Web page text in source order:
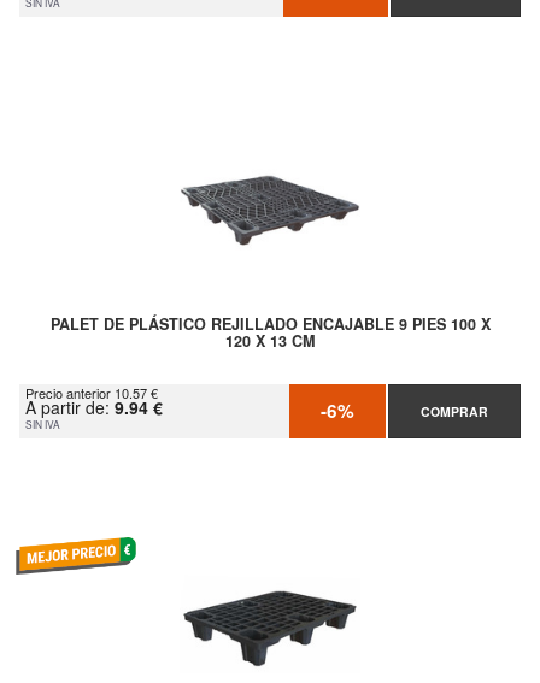
PALET DE PLÁSTICO REJILLADO ENCAJABLE 9 PIES 100 X
120 X 13 CM
Precio anterior 10.57 €
A partir de: 9.94 €
SIN IVA -6% COMPRAR